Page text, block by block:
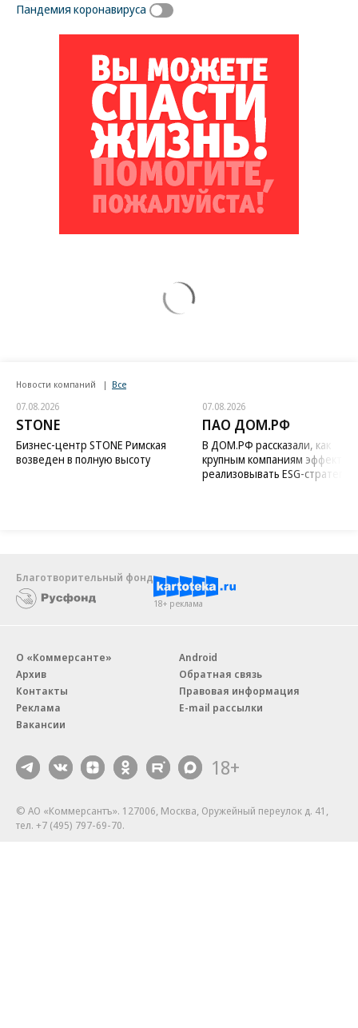
Пандемия коронавируса
Новости компаний Все
07.08.2026
STONE
Бизнес-центр STONE Римская
возведен в полную высоту
07.08.2026
ПАО ДОМ.РФ
В ДОМ.РФ рассказали, как
крупным компаниям
реализовывать ESG-стратегию
Благотворительный фонд
18+ реклама
О «Коммерсанте»
Архив
Контакты
Реклама
Вакансии
Android
Обратная связь
Правовая информация
E-mail рассылки
18+
© АО «Коммерсантъ». 127006, Москва, Оружейный переулок д. 41,
тел. +7 (495) 797-69-70.